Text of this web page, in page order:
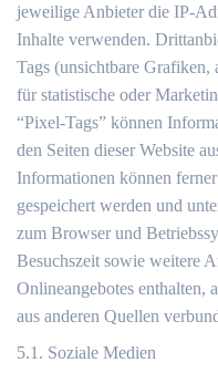
jeweilige Anbieter die IP-
Inhalte verwenden.
Tags (unsichtbare Grafiken,
für statistische oder
“Pixel-Tags” können
den Seiten dieser Website
Informationen können
gespeichert werden und
zum Browser und
Besuchszeit sowie weitere
Onlineangebotes enthalten,
aus anderen Quellen
5.1. Soziale Medien